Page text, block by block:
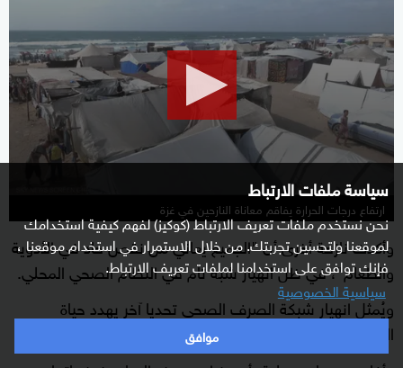
سياسة ملفات الارتباط
نحن نستخدم ملفات تعريف الارتباط (كوكيز) لفهم كيفية استخدامك
لموقعنا ولتحسين تجربتك. من خلال الاستمرار في استخدام موقعنا ،
فإنك توافق على استخدامنا لملفات تعريف الارتباط.
سياسية الخصوصية
موافق
of
0
seconds
ارتفاع درجات الحرارة يفاقم معاناة النازحين في غزة
وأكدت نازحة أخرى أن "الجميع يعاني من نقص حاد في الأدوية
والطعام"، في ظل انهيار شبه تام في النظام الصحي المحلي.
ويُمثل انهيار شبكة الصرف الصحي تحديا آخر يهدد حياة
السكان، حيث تحولت برك المياه الراكدة إلى بؤر للأوبئة.